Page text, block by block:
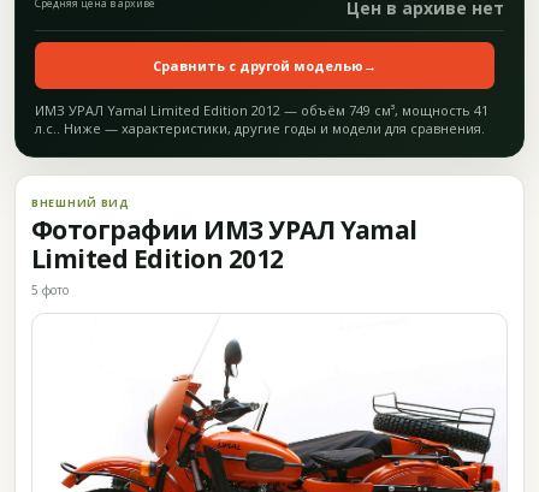
Цен в архиве нет
Сравнить с другой моделью →
ИМЗ УРАЛ Yamal Limited Edition 2012 — объём 749 см³, мощность 41
л.с.. Ниже — характеристики, другие годы и модели для сравнения.
ВНЕШНИЙ ВИД
Фотографии ИМЗ УРАЛ Yamal
Limited Edition 2012
5 фото